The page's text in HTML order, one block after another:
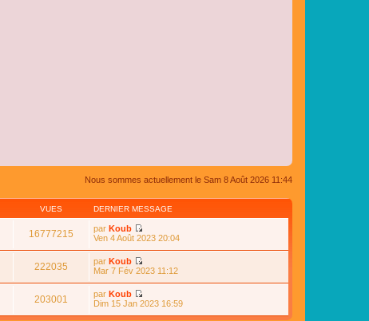
Nous sommes actuellement le Sam 8 Août 2026 11:44
VUES DERNIER MESSAGE
16777215 par Koub
C
u
l
e
Ven 4 Août 2023 20:04
222035 par Koub
C
u
l
Mar 7 Fév 2023 11:12
203001 par Koub
C
Dim 15 Jan 2023 16:59